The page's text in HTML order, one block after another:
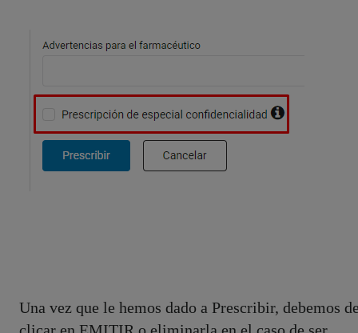
Una vez que le hemos dado a Prescribir, debemos